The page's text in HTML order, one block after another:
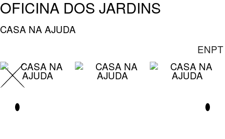
OFICINA DOS JARDINS
CASA NA AJUDA
ENPT